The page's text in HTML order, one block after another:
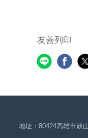
友善列印
地址：80424高雄市鼓